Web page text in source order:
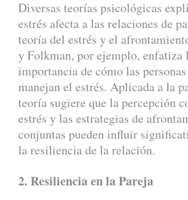
Diversas teorías psicológicas
estrés afecta a las relaciones de
teoría del estrés y el
y Folkman, por ejemplo, enfatiza
importancia de cómo las
manejan el estrés. Aplicada a la
teoría sugiere que la percepción
estrés y las estrategias de
conjuntas pueden influir
la resiliencia de la relación.
2. Resiliencia en la Pareja